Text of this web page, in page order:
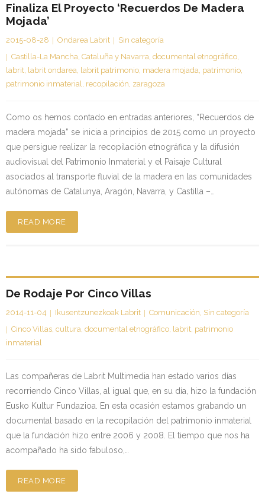
Finaliza El Proyecto ‘Recuerdos De Madera
Mojada’
2015-08-28 Ondarea Labrit
Sin categoría
Castilla-La Mancha Cataluña y Navarra documental etnográfico
labrit labrit ondarea labrit patrimonio madera mojada patrimonio
patrimonio inmaterial recopilación zaragoza
Como os hemos contado en entradas anteriores, “Recuerdos de
madera mojada” se inicia a principios de 2015 como un proyecto
que persigue realizar la recopilación etnográfica y la difusión
audiovisual del Patrimonio Inmaterial y el Paisaje Cultural
asociados al transporte fluvial de la madera en las comunidades
autónomas de Catalunya, Aragón, Navarra, y Castilla –…
READ MORE
De Rodaje Por Cinco Villas
2014-11-04 Ikusentzunezkoak Labrit Comunicación Sin categoría
Cinco Villas cultura documental etnográfico labrit patrimonio
inmaterial
Las compañeras de Labrit Multimedia han estado varios días
recorriendo Cinco Villas, al igual que, en su día, hizo la fundación
Eusko Kultur Fundazioa. En esta ocasión estamos grabando un
documental basado en la recopilación del patrimonio inmaterial
que la fundación hizo entre 2006 y 2008. El tiempo que nos ha
acompañado ha sido fabuloso,…
READ MORE